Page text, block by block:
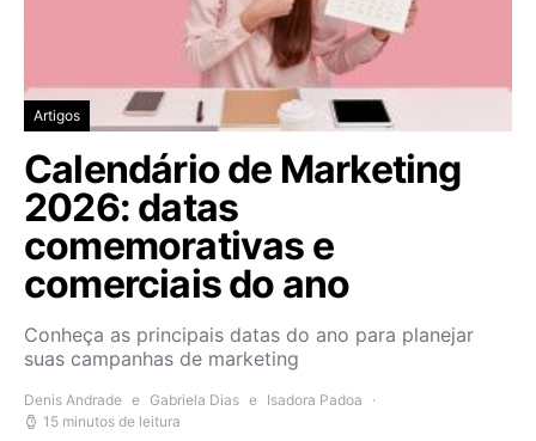
Artigos
Calendário de Marketing
2026: datas
comemorativas e
comerciais do ano
Conheça as principais datas do ano para planejar
suas campanhas de marketing
Denis Andrade e Gabriela Dias e Isadora Padoa
15 minutos de leitura